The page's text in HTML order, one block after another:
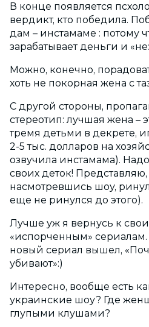
В конце появляется
вердикт, кто победила.
дам – инстамаме : потому
зарабатывает деньги и
Можно, конечно,
хоть не покорная жена с
С другой стороны,
стереотип: лучшая жена –
тремя детьми в декрете,
2-5 тыс. долларов на
озвучила инстамама).
своих деток!
насмотревшись шоу,
еще не ринулся до этого).
Лучше уж я вернусь к
«испорченным»
новый сериал вышел,
убивают»:)
Интересно, вообще есть
украинские шоу? Где
глупыми клушами?